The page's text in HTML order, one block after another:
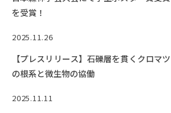
入試情報
SOCIAL
を受賞！
2025.11.26
【プレスリリース】石礫層を貫くクロマツ
の根系と微生物の協働
2025.11.11